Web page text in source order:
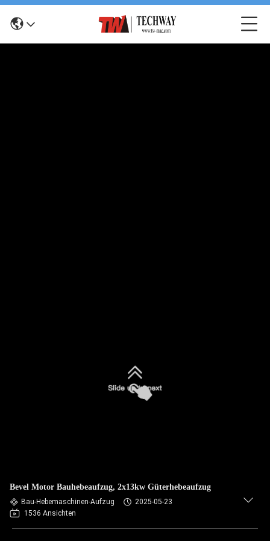
Bevel Motor Bauhebeaufzug, 2x13kw Güterhebeaufzug
Bau-Hebemaschinen-Aufzug
2025-05-23
1536 Ansichten